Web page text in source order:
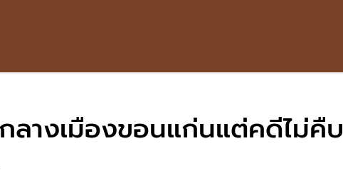
างเมืองขอนแก่นแต่คดีไม่คืบ